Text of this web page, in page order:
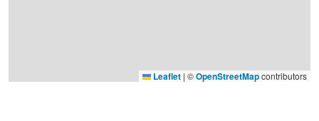
Leaflet | ©OpenStreetMapcontributors